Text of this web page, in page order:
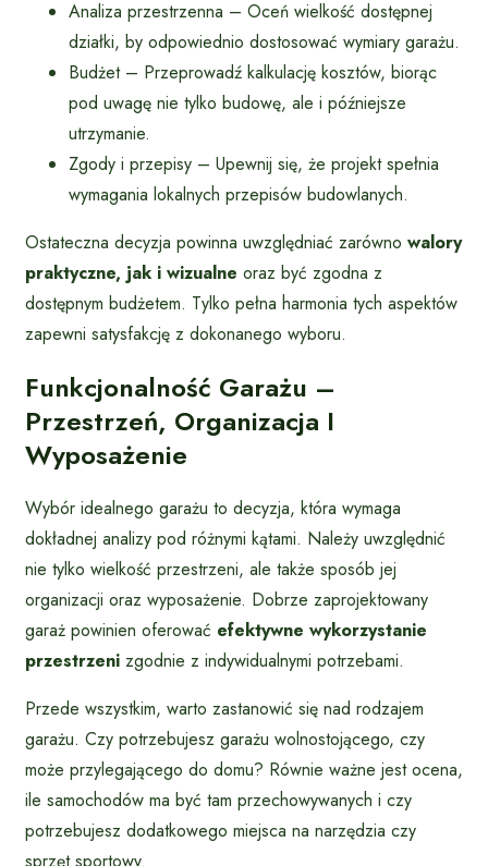
Analiza przestrzenna – Oceń wielkość dostępnej
działki, by odpowiednio dostosować wymiary garażu.
Budżet – Przeprowadź kalkulację kosztów, biorąc
pod uwagę nie tylko budowę, ale i późniejsze
utrzymanie.
Zgody i przepisy – Upewnij się, że projekt spełnia
wymagania lokalnych przepisów budowlanych.
Ostateczna decyzja powinna uwzględniać zarówno walory
praktyczne, jak i wizualne oraz być zgodna z
dostępnym budżetem. Tylko pełna harmonia tych aspektów
zapewni satysfakcję z dokonanego wyboru.
Funkcjonalność Garażu –
Przestrzeń, Organizacja I
Wyposażenie
Wybór idealnego garażu to decyzja, która wymaga
dokładnej analizy pod różnymi kątami. Należy uwzględnić
nie tylko wielkość przestrzeni, ale także sposób jej
organizacji oraz wyposażenie. Dobrze zaprojektowany
garaż powinien oferować efektywne wykorzystanie
przestrzeni zgodnie z indywidualnymi potrzebami.
Przede wszystkim, warto zastanowić się nad rodzajem
garażu. Czy potrzebujesz garażu wolnostojącego, czy
może przylegającego do domu? Równie ważne jest ocena,
ile samochodów ma być tam przechowywanych i czy
potrzebujesz dodatkowego miejsca na narzędzia czy